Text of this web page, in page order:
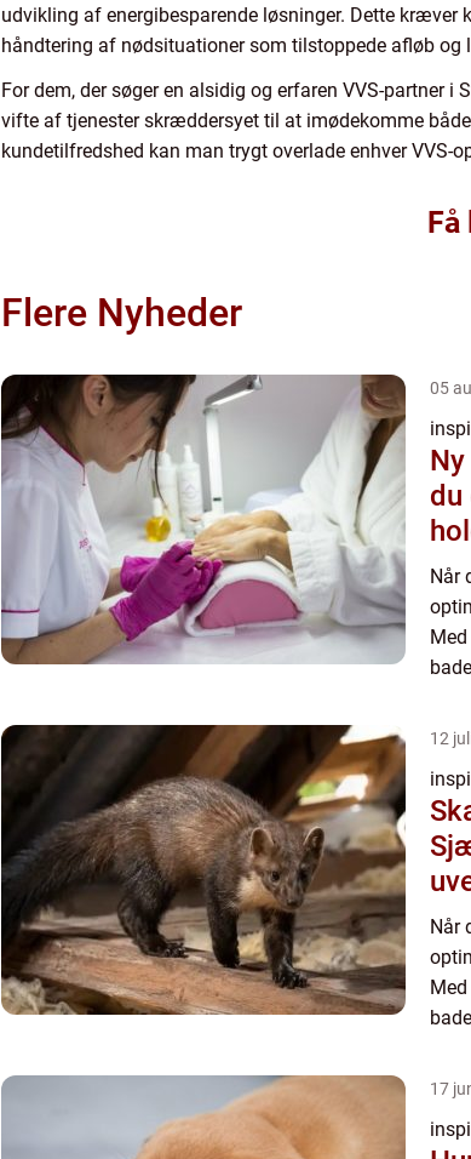
udvikling af energibesparende løsninger. Dette
håndtering af nødsituationer som tilstoppede afløb og
For dem, der søger en alsidig og erfaren VVS-partner
vifte af tjenester skræddersyet til at imødekomme
kundetilfredshed kan man trygt overlade enhver VVS-
Flere Nyheder
05
du
Når
12
Når
17